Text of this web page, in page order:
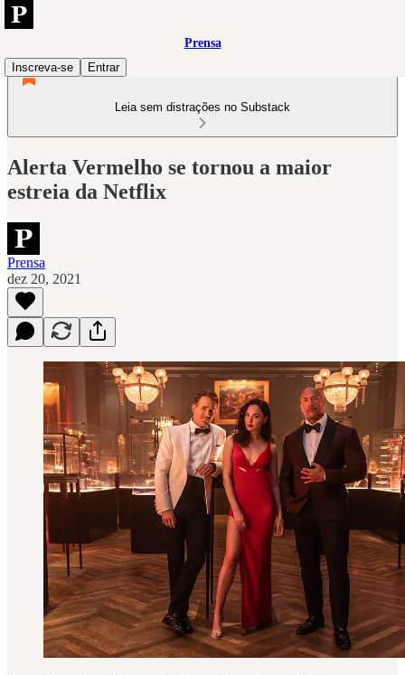
Prensa
Inscreva-se
Entrar
Leia sem distrações no Substack
Alerta Vermelho se tornou a maior
estreia da Netflix
Prensa
dez 20, 2021